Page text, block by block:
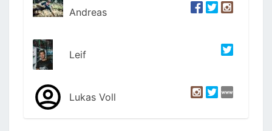
Andreas
Leif
Lukas Voll